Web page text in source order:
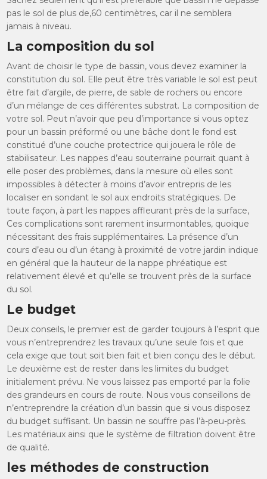
pas le sol de plus de,60 centimètres, car il ne semblera
jamais à niveau.
La composition du sol
Avant de choisir le type de bassin, vous devez examiner la
constitution du sol. Elle peut être très variable le sol est peut
être fait d’argile, de pierre, de sable de rochers ou encore
d’un mélange de ces différentes substrat. La composition de
votre sol. Peut n’avoir que peu d’importance si vous optez
pour un bassin préformé ou une bâche dont le fond est
constitué d’une couche protectrice qui jouera le rôle de
stabilisateur. Les nappes d’eau souterraine pourrait quant à
elle poser des problèmes, dans la mesure où elles sont
impossibles à détecter à moins d’avoir entrepris de les
localiser en sondant le sol aux endroits stratégiques. De
toute façon, à part les nappes affleurant près de la surface,
Ces complications sont rarement insurmontables, quoique
nécessitant des frais supplémentaires. La présence d’un
cours d’eau ou d’un étang à proximité de votre jardin indique
en général que la hauteur de la nappe phréatique est
relativement élevé et qu’elle se trouvent près de la surface
du sol.
Le budget
Deux conseils, le premier est de garder toujours à l’esprit que
vous n’entreprendrez les travaux qu’une seule fois et que
cela exige que tout soit bien fait et bien conçu des le début.
Le deuxième est de rester dans les limites du budget
initialement prévu. Ne vous laissez pas emporté par la folie
des grandeurs en cours de route. Nous vous conseillons de
n’entreprendre la création d’un bassin que si vous disposez
du budget suffisant. Un bassin ne souffre pas l’à-peu-près.
Les matériaux ainsi que le système de filtration doivent être
de qualité.
les méthodes de construction